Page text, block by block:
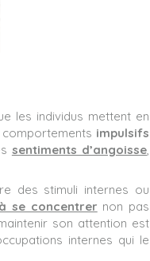
les individus mettent en
comportements impulsifs
sentiments d’angoisse,
des stimuli internes ou
se concentrer non pas
son attention est
internes qui le